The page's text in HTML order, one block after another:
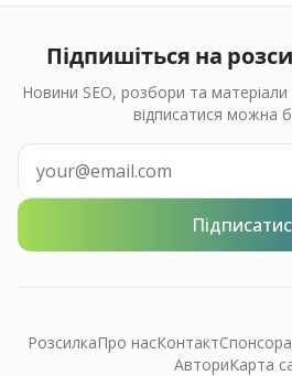
Підпишіться на
Новини SEO, розбори та
відписатися можна
РозсилкаПро насКонтакт
АвториКарта